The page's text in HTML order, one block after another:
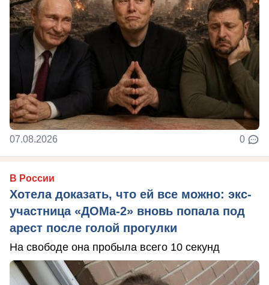
07.08.2026 0
В России
Хотела доказать, что ей все можно: экс-
участница «ДОМа-2» вновь попала под
арест после голой прогулки
На свободе она пробыла всего 10 секунд